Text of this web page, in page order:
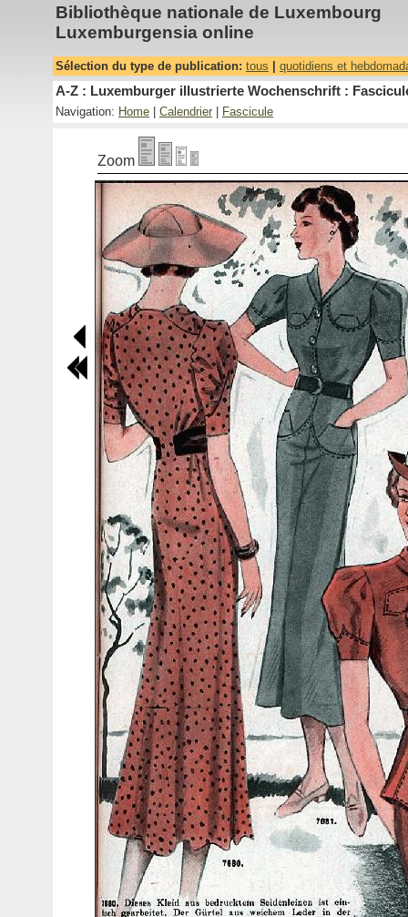
Bibliothèque nationale de Luxembourg
Luxemburgensia online
Sélection du type de publication: tous quotidiens et
A-Z : Luxemburger illustrierte Wochenschrift :
Navigation: Home Calendrier Fascicule
Zoom